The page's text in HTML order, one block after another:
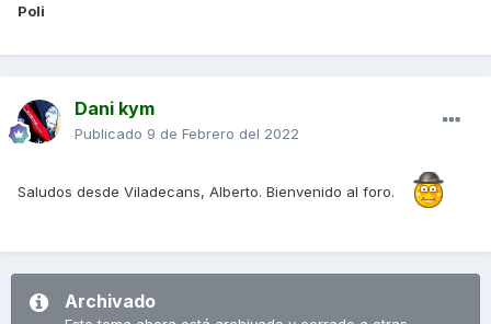
Poli
Dani kym
Publicado 9 de Febrero del 2022
Saludos desde Viladecans, Alberto. Bienvenido al foro.
Archivado